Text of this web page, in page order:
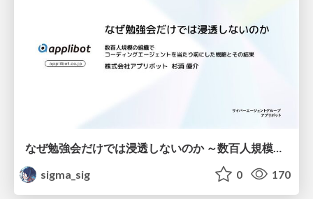
sigma_sig
0 170